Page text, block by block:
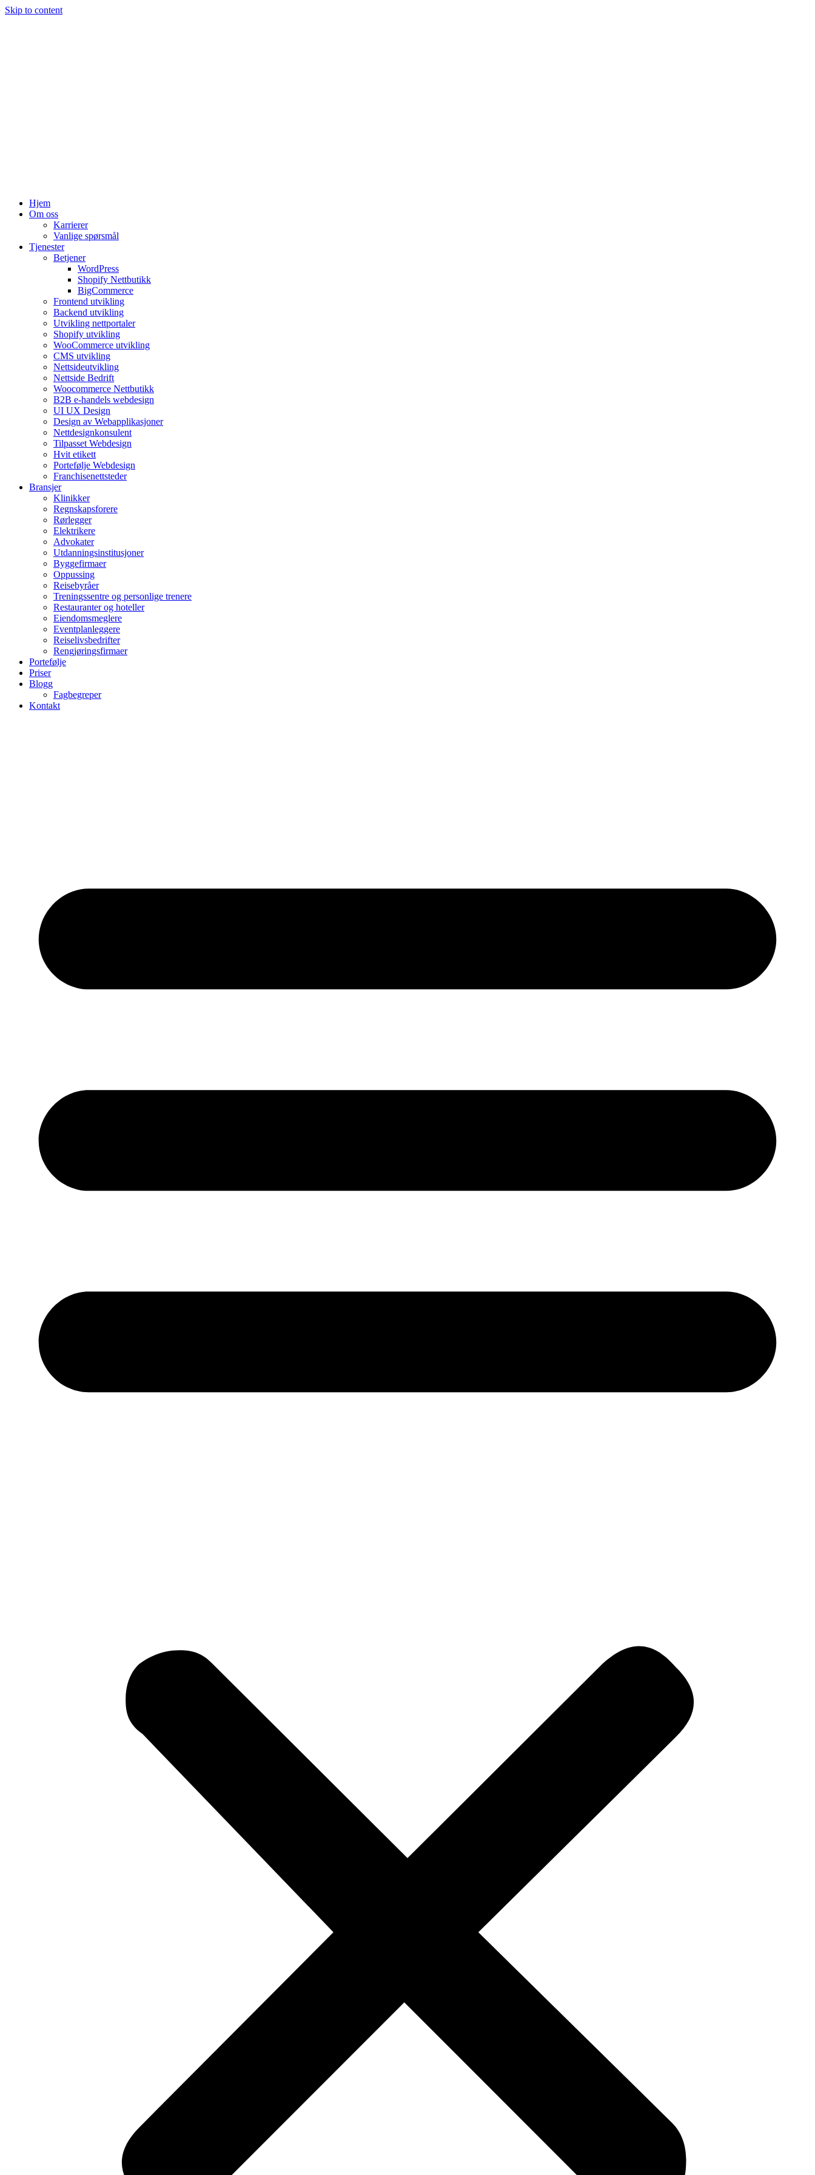
Skip to content
Hjem
Om oss
Karrierer
Vanlige spørsmål
Tjenester
Betjener
WordPress
Shopify Nettbutikk
BigCommerce
Frontend utvikling
Backend utvikling
Utvikling nettportaler
Shopify utvikling
WooCommerce utvikling
CMS utvikling
Nettsideutvikling
Nettside Bedrift
Woocommerce Nettbutikk
B2B e-handels webdesign
UI UX Design
Design av Webapplikasjoner
Nettdesignkonsulent
Tilpasset Webdesign
Hvit etikett
Portefølje Webdesign
Franchisenettsteder
Bransjer
Klinikker
Regnskapsforere
Rørlegger
Elektrikere
Advokater
Utdanningsinstitusjoner
Byggefirmaer
Oppussing
Reisebyråer
Treningssentre og personlige trenere
Restauranter og hoteller
Eiendomsmeglere
Eventplanleggere
Reiselivsbedrifter
Rengjøringsfirmaer
Portefølje
Priser
Blogg
Fagbegreper
Kontakt